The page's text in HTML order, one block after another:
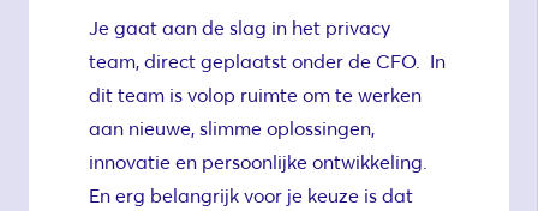
Je gaat aan de slag in het privacy
team, direct geplaatst onder de CFO. In
dit team is volop ruimte om te werken
aan nieuwe, slimme oplossingen,
innovatie en persoonlijke ontwikkeling.
En erg belangrijk voor je keuze is dat